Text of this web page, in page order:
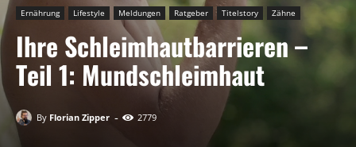
Ernährung Lifestyle Meldungen Ratgeber Titelstory Zähne
Ihre Schleimhautbarrieren –
Teil 1: Mundschleimhaut
By Florian Zipper - 2779